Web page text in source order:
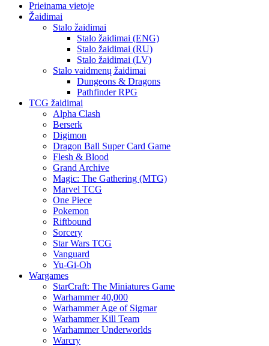
Prieinama vietoje
Žaidimai
Stalo žaidimai
Stalo žaidimai (ENG)
Stalo žaidimai (RU)
Stalo žaidimai (LV)
Stalo vaidmenų žaidimai
Dungeons & Dragons
Pathfinder RPG
TCG žaidimai
Alpha Clash
Berserk
Digimon
Dragon Ball Super Card Game
Flesh & Blood
Grand Archive
Magic: The Gathering (MTG)
Marvel TCG
One Piece
Pokemon
Riftbound
Sorcery
Star Wars TCG
Vanguard
Yu-Gi-Oh
Wargames
StarCraft: The Miniatures Game
Warhammer 40,000
Warhammer Age of Sigmar
Warhammer Kill Team
Warhammer Underworlds
Warcry